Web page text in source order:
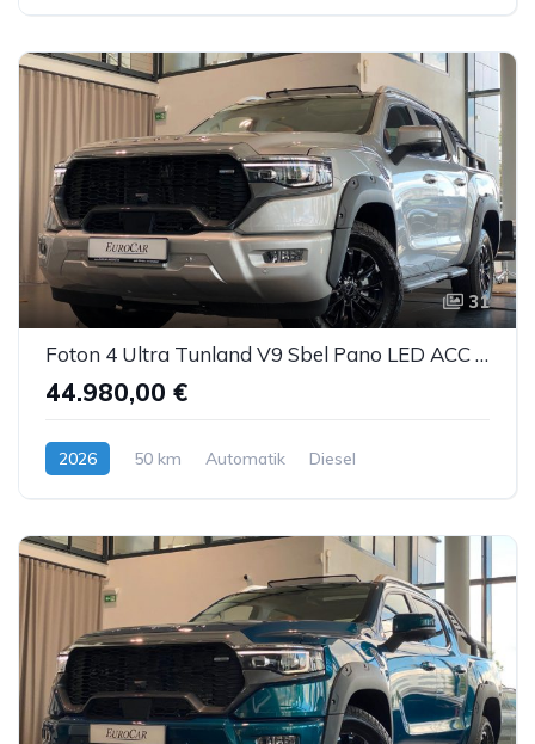
31
Foton 4 Ultra Tunland V9 Sbel Pano LED ACC AHK 360°
44.980,00 €
2026 50 km Automatik Diesel